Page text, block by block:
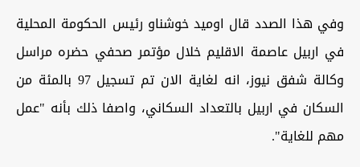
وفي هذا الصدد قال اوميد خوشناو رئيس الحكومة المحلية
في اربيل عاصمة الاقليم خلال مؤتمر صحفي حضره مراسل
وكالة شفق نيوز، انه لغاية الان تم تسجيل 97 بالمئة من
السكان في اربيل بالتعداد السكاني، واصفا ذلك بأنه "عمل
مهم للغاية".